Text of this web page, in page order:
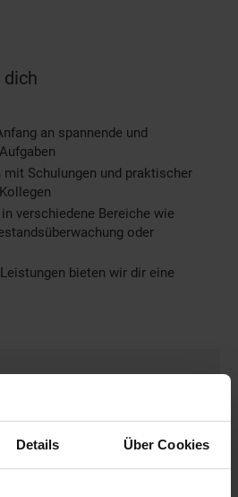
Details Über Cookies
dich
an spannende und
Schulungen und praktischer
verschiedene Bereiche wie
oder
bieten wir dir eine
Bewerbung
3 Jahre